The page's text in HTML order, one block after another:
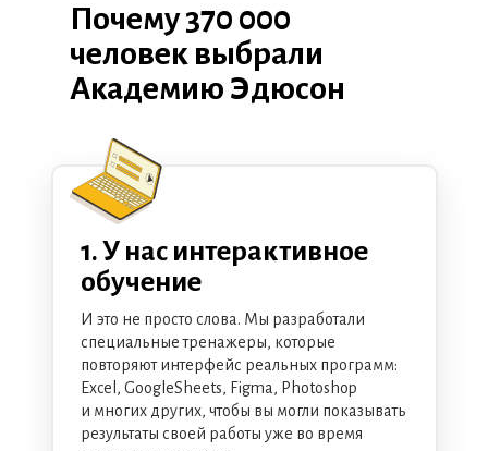
Почему 370 000
человек выбрали
Академию Эдюсон
1. У нас интерактивное
обучение
И это не просто слова. Мы разработали
специальные тренажеры, которые
повторяют интерфейс реальных программ:
Excel, GoogleSheets, Figma, Photoshop
и многих других, чтобы вы могли показывать
результаты своей работы уже во время